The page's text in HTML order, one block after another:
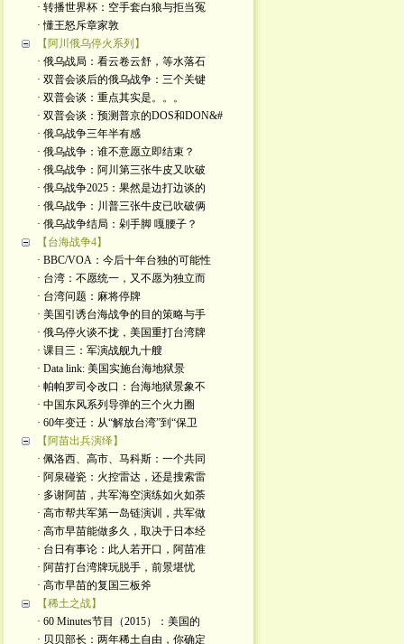
· 转播世界杯：空手套白狼与拒当冤
· 懂王怒斥章家敦
【阿川俄乌停火系列】
· 俄乌战局：看云卷云舒，等水落石
· 双普会谈后的俄乌战争：三个关键
· 双普会谈：重点其实是。。。
· 双普会谈：预测普京的DOS和DON&#
· 俄乌战争三年半有感
· 俄乌战争：谁不意愿立即结束？
· 俄乌战争：阿川第三张牛皮又吹破
· 俄乌战争2025：果然是边打边谈的
· 俄乌战争：川普三张牛皮已吹破俩
· 俄乌战争结局：剁手脚 嘎腰子？
【台海战争4】
· BBC/VOA：今后十年台独的可能性
· 台湾：不愿统一，又不愿为独立而
· 台湾问题：麻将停牌
· 美国引诱台海战争的目的策略与手
· 俄乌停火谈不拢，美国重打台湾牌
· 课目三：军演战舰九十艘
· Data link: 美国实施台海地狱景
· 帕帕罗司令改口：台海地狱景象不
· 中国东风系列导弹的三个火力圈
· 60年变迁：从“解放台湾”到“保卫
【阿苗出兵演绎】
· 佩洛西、高市、马科斯：一个共同
· 阿泉碰瓷：火控雷达，还是搜索雷
· 多谢阿苗，共军海空演练如火如荼
· 高市帮共军第一岛链演训，共军做
· 高市早苗能做多久，取决于日本经
· 台日有事论：此人若开口，阿苗准
· 阿苗打台湾牌玩脱手，前景堪忧
· 高市早苗的复国三板斧
【稀土之战】
· 60 Minutes节目（2015）：美国的
· 贝贝部长：两年稀土自由，你确定